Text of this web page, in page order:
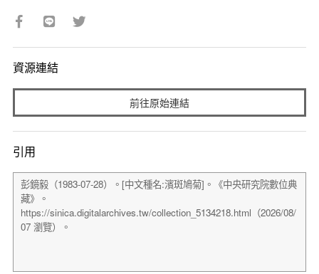
資源連結
前往原始連結
引用